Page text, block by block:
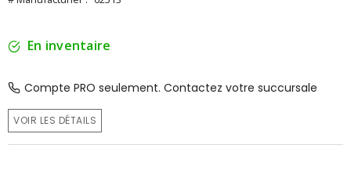
En inventaire
Compte PRO seulement. Contactez votre succursale
VOIR LES DÉTAILS